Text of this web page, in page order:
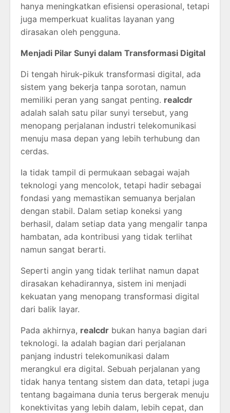
hanya meningkatkan efisiensi operasional, tetapi
juga memperkuat kualitas layanan yang
dirasakan oleh pengguna.
Menjadi Pilar Sunyi dalam Transformasi Digital
Di tengah hiruk-pikuk transformasi digital, ada
sistem yang bekerja tanpa sorotan, namun
memiliki peran yang sangat penting. realcdr
adalah salah satu pilar sunyi tersebut, yang
menopang perjalanan industri telekomunikasi
menuju masa depan yang lebih terhubung dan
cerdas.
Ia tidak tampil di permukaan sebagai wajah
teknologi yang mencolok, tetapi hadir sebagai
fondasi yang memastikan semuanya berjalan
dengan stabil. Dalam setiap koneksi yang
berhasil, dalam setiap data yang mengalir tanpa
hambatan, ada kontribusi yang tidak terlihat
namun sangat berarti.
Seperti angin yang tidak terlihat namun dapat
dirasakan kehadirannya, sistem ini menjadi
kekuatan yang menopang transformasi digital
dari balik layar.
Pada akhirnya, realcdr bukan hanya bagian dari
teknologi. Ia adalah bagian dari perjalanan
panjang industri telekomunikasi dalam
merangkul era digital. Sebuah perjalanan yang
tidak hanya tentang sistem dan data, tetapi juga
tentang bagaimana dunia terus bergerak menuju
konektivitas yang lebih dalam, lebih cepat, dan